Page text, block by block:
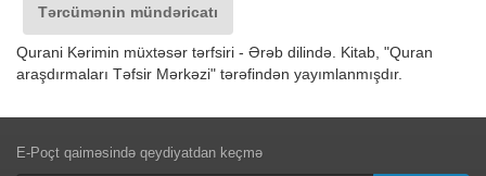
Tərcümənin mündəricatı
Qurani Kərimin müxtəsər tərfsiri - Ərəb dilində. Kitab, "Quran
araşdırmaları Təfsir Mərkəzi" tərəfindən yayımlanmışdır.
E-Poçt qaiməsində qeydiyatdan keçmə